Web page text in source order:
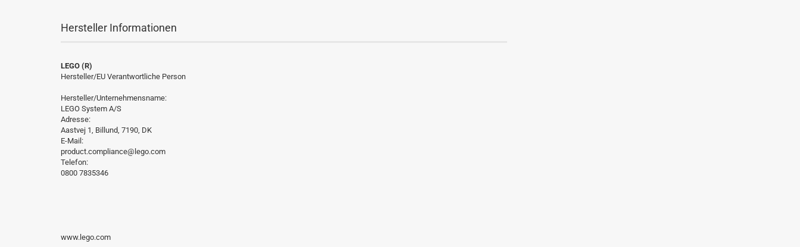
Hersteller Informationen
LEGO (R)
Hersteller/EU Verantwortliche Person
Hersteller/Unternehmensname:
LEGO System A/S
Adresse:
Aastvej 1, Billund, 7190, DK
E-Mail:
product.compliance@lego.com
Telefon:
0800 7835346
www.lego.com